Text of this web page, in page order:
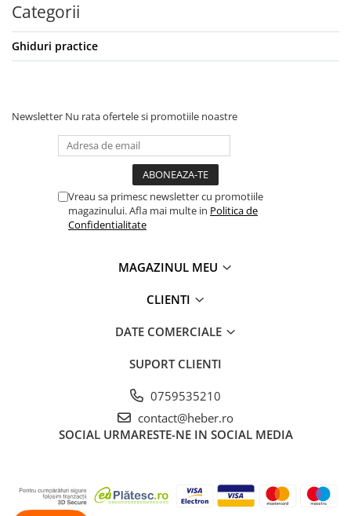
Categorii
Ghiduri practice
Newsletter Nu rata ofertele si promotiile noastre
Vreau sa primesc newsletter cu promotiile
magazinului. Afla mai multe in Politica de
Confidentialitate
MAGAZINUL MEU
CLIENTI
DATE COMERCIALE
SUPORT CLIENTI
0759535210
contact@heber.ro
SOCIAL URMARESTE-NE IN SOCIAL MEDIA